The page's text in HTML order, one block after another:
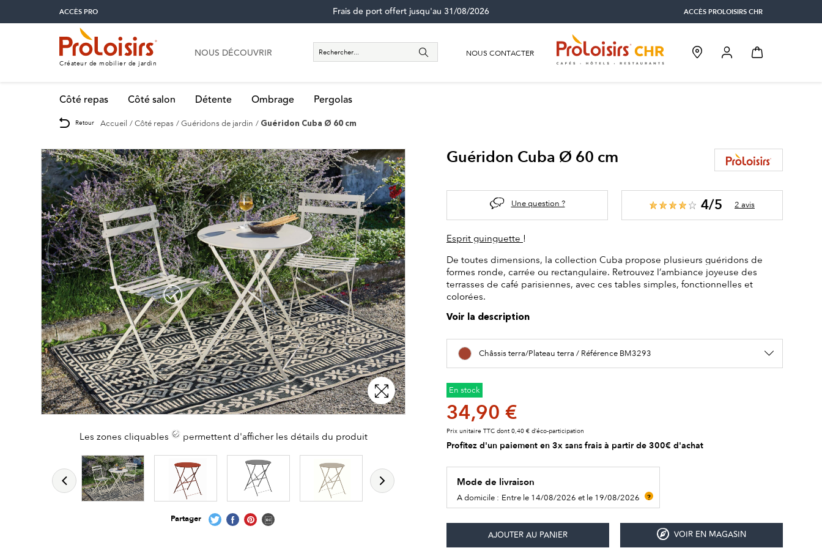
ACCÈS PRO ACCÈS PROLOISIRS CHR
Frais de port offert jusqu'au 31/08/2026
Créateur de mobilier de jardin
NOUS DÉCOUVRIR NOUS CONTACTER
Côté repas Côté salon Détente Ombrage Pergolas
Retour Accueil Côté repas Guéridons de jardin Guéridon Cuba Ø 60 cm
Les zones cliquables permettent d'afficher les détails du produit
Partager
Guéridon Cuba Ø 60 cm
Une question ? 4/5 2 avis
Esprit guinguette !
De toutes dimensions, la collection Cuba propose plusieurs guéridons de
formes ronde, carrée ou rectangulaire. Retrouvez l’ambiance joyeuse des
terrasses de café parisiennes, avec ces tables simples, fonctionnelles et
colorées.
Voir la description
Châssis terra/Plateau terra / Référence BM3293
En stock
34,90 €
Prix unitaire TTC dont 0,40 € d’éco-participation
Profitez d'un paiement en 3x sans frais à partir de 300€ d'achat
Mode de livraison
A domicile : Entre le 14/08/2026 et le 19/08/2026 ?
VOIR EN MAGASIN